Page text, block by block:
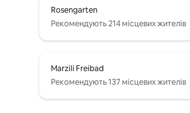
Rosengarten
Рекомендують 214 місцевих жителів
Marzili Freibad
Рекомендують 137 місцевих жителів